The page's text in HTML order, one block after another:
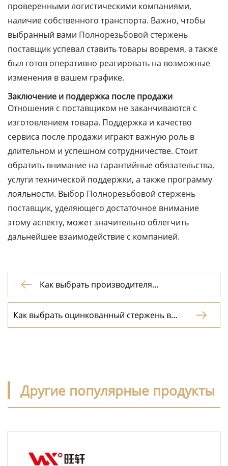
проверенными логистическими компаниями,
наличие собственного транспорта. Важно, чтобы
выбранный вами Полнорезьбовой стержень
поставщикуспевал ставить товары вовремя, а также
был готов оперативно реагировать на возможные
изменения в вашем графике.
Заключение и поддержка после продажи
Отношения с поставщиком не заканчиваются с
изготовлением товара. Поддержка и качество
сервиса после продажи играют важную роль в
длительном и успешном сотрудничестве. Стоит
обратить внимание на гарантийные обязательства,
услуги технической поддержки, а также программу
лояльности. Выбор Полнорезьбовой стержень
поставщик, уделяющего достаточное внимание
этому аспекту, может значительно облегчить
дальнейшее взаимодействие с компанией.

Как выбрать производителя
полнорезьбового стержня?
Как выбрать оцинкованный стержень в
Китае?

Другие популярные продукты